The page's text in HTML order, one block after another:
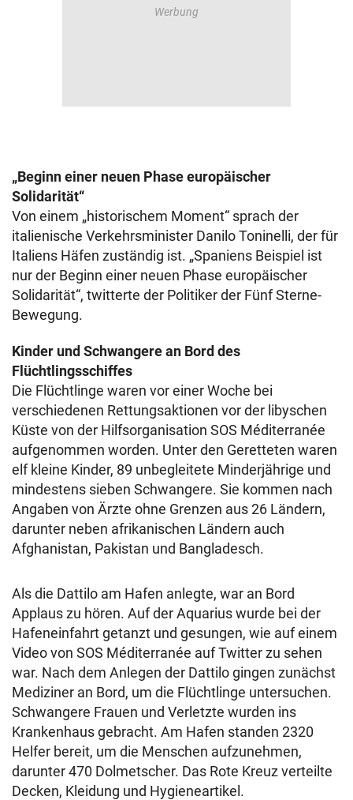
„Beginn einer neuen Phase europäischer
Solidarität“
Von einem „historischem Moment“ sprach der
italienische Verkehrsminister Danilo Toninelli, der für
Italiens Häfen zuständig ist. „Spaniens Beispiel ist
nur der Beginn einer neuen Phase europäischer
Solidarität“, twitterte der Politiker der Fünf Sterne-
Bewegung.
Kinder und Schwangere an Bord des
Flüchtlingsschiffes
Die Flüchtlinge waren vor einer Woche bei
verschiedenen Rettungsaktionen vor der libyschen
Küste von der Hilfsorganisation SOS Méditerranée
aufgenommen worden. Unter den Geretteten waren
elf kleine Kinder, 89 unbegleitete Minderjährige und
mindestens sieben Schwangere. Sie kommen nach
Angaben von Ärzte ohne Grenzen aus 26 Ländern,
darunter neben afrikanischen Ländern auch
Afghanistan, Pakistan und Bangladesch.
Als die Dattilo am Hafen anlegte, war an Bord
Applaus zu hören. Auf der Aquarius wurde bei der
Hafeneinfahrt getanzt und gesungen, wie auf einem
Video von SOS Méditerranée auf Twitter zu sehen
war. Nach dem Anlegen der Dattilo gingen zunächst
Mediziner an Bord, um die Flüchtlinge untersuchen.
Schwangere Frauen und Verletzte wurden ins
Krankenhaus gebracht. Am Hafen standen 2320
Helfer bereit, um die Menschen aufzunehmen,
darunter 470 Dolmetscher. Das Rote Kreuz verteilte
Decken, Kleidung und Hygieneartikel.